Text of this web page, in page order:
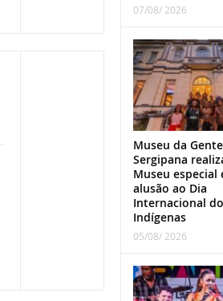
07/08/ 2026
Museu da Gente
Sergipana
Museu especial
alusão ao Dia
Internacional
Indígenas
05/08/ 2026